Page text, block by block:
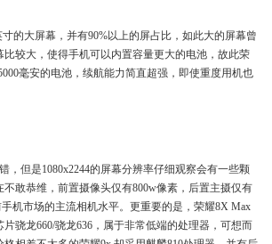
的大屏幕，并有90%以上的屏占比，如此大的屏幕曾
比较大，使得手机可以内置容量更大的电池，故此荣
毫安的电池，续航能力简直超强，即使重度用机也
，但是1080x2244的屏幕分辨率仔细观察会有一些颗
敢恭维，前置摄像头仅有800w像素，后置主摄仅有
机市场的主流相机水平。更重要的是，荣耀8X Max
骁龙660/骁龙636，属于非常低端的处理器，可想而